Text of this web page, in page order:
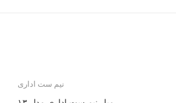
نیم ست اداری